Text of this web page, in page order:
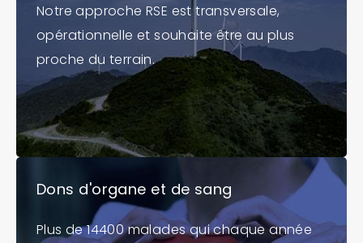
Notre approche RSE est transversale,
opérationnelle et souhaite être au plus
proche du terrain.
Dons d'organe et de sang
Plus de 14400 malades qui chaque année